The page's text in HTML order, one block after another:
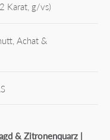
Karat, g/vs)
Achat &
& Zitronenquarz |